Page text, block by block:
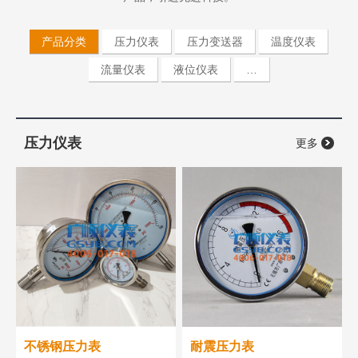
产品分类 压力仪表 压力变送器 温度仪表
流量仪表 液位仪表
压力仪表 更多
不锈钢压力表 耐震压力表